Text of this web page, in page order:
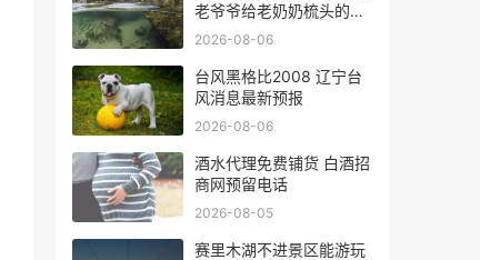
老爷爷给老奶奶梳头的祝
福语
2026-08-06
台风黑格比2008 辽宁台
风消息最新预报
2026-08-06
酒水代理免费铺货 白酒招
商网预留电话
2026-08-05
赛里木湖不进景区能游玩